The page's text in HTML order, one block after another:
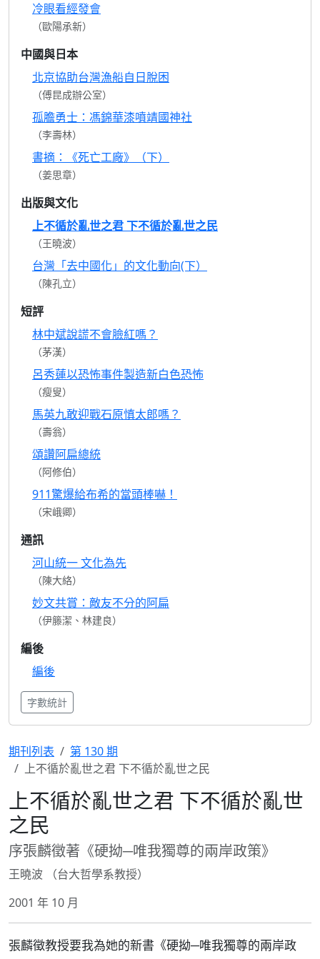
冷眼看經發會
（歐陽承新）
中國與日本
北京協助台灣漁船自日脫困
（傅昆成辦公室）
孤膽勇士：馮錦華漆噴靖國神社
（李壽林）
書摘：《死亡工廠》（下）
（姜思章）
出版與文化
上不循於亂世之君 下不循於亂世之民
（王曉波）
台灣「去中國化」的文化動向(下）
（陳孔立）
短評
林中斌說謊不會臉紅嗎？
（茅漢）
呂秀蓮以恐怖事件製造新白色恐怖
（瘦叟）
馬英九敢迎戰石原慎太郎嗎？
（壽翁）
頌讚阿扁總統
（阿修伯）
911驚爆給布希的當頭棒嚇！
（宋峨卿）
通訊
河山統一 文化為先
（陳大絡）
妙文共賞：敵友不分的阿扁
（伊籐潔、林建良）
編後
編後
字數統計
期刊列表
第 130 期
上不循於亂世之君 下不循於亂世之民
上不循於亂世之君 下不循於亂世
之民
序張麟徵著《硬拗─唯我獨尊的兩岸政策》
王曉波 （台大哲學系教授）
2001 年 10 月
張麟徵教授要我為她的新書《硬拗─唯我獨尊的兩岸政